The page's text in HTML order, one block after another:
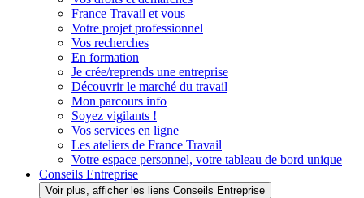
France Travail et vous
Votre projet professionnel
Vos recherches
En formation
Je crée/reprends une entreprise
Découvrir le marché du travail
Mon parcours info
Soyez vigilants !
Vos services en ligne
Les ateliers de France Travail
Votre espace personnel, votre tableau de bord unique
Conseils Entreprise
Voir plus, afficher les liens Conseils Entreprise